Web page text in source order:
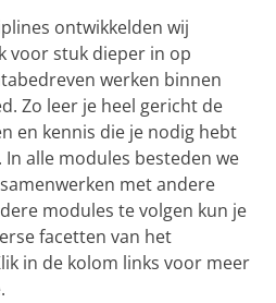
ontwikkelden wij
voor stuk dieper in op
werken binnen
Zo leer je heel gericht de
en kennis die je nodig hebt
alle modules besteden we
met andere
modules te volgen kun je
facetten van het
in de kolom links voor meer